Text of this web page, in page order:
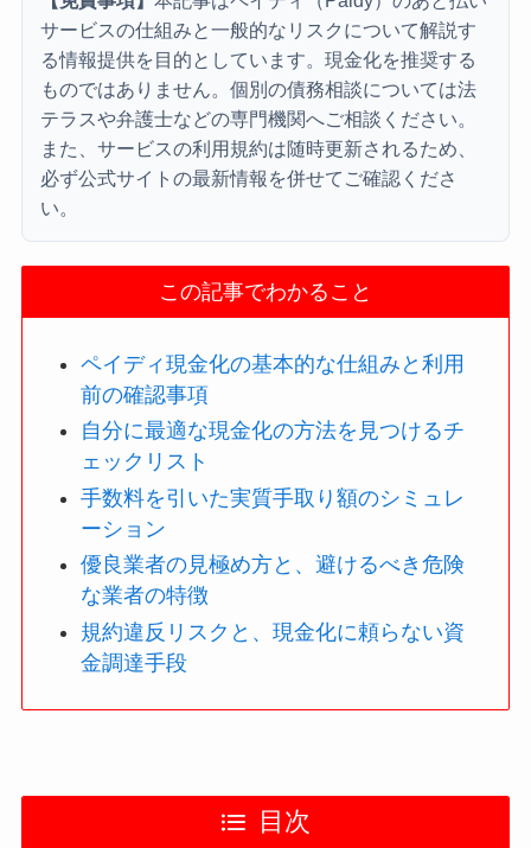
サービスの仕組みと一般的なリスクについて解説す
る情報提供を目的としています。現金化を推奨する
ものではありません。個別の債務相談については法
テラスや弁護士などの専門機関へご相談ください。
また、サービスの利用規約は随時更新されるため、
必ず公式サイトの最新情報を併せてご確認くださ
い。
この記事でわかること
ペイディ現金化の基本的な仕組みと利用
前の確認事項
自分に最適な現金化の方法を見つけるチ
ェックリスト
手数料を引いた実質手取り額のシミュレ
ーション
優良業者の見極め方と、避けるべき危険
な業者の特徴
規約違反リスクと、現金化に頼らない資
金調達手段
目次